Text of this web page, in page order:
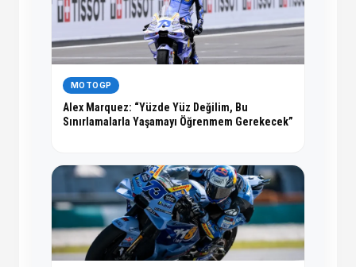
MOTOGP
Alex Marquez: “Yüzde Yüz Değilim, Bu
Sınırlamalarla Yaşamayı Öğrenmem Gerekecek”